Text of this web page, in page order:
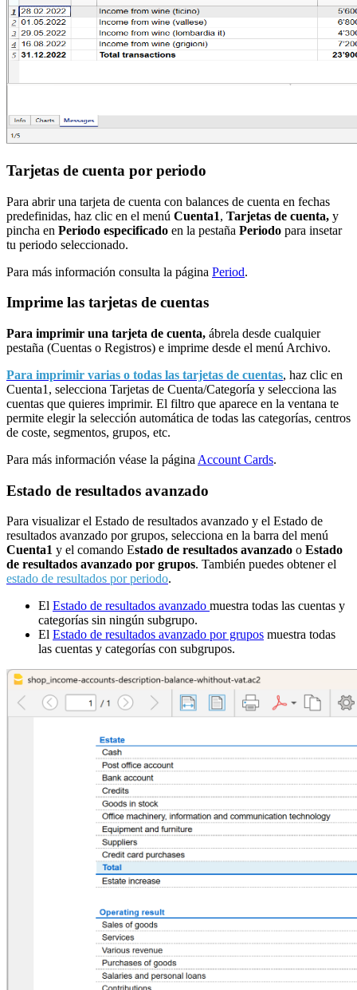
Tarjetas de cuenta por periodo
Para abrir una tarjeta de cuenta con balances de cuenta en fechas
predefinidas, haz clic en el menú Cuenta1, Tarjetas de cuenta, y
pincha en Periodo especificado en la pestaña Periodo para insetar
tu periodo seleccionado.
Para más información consulta la página Period.
Imprime las tarjetas de cuentas
Para imprimir una tarjeta de cuenta, ábrela desde cualquier
pestaña (Cuentas o Registros) e imprime desde el menú Archivo.
Para imprimir varias o todas las tarjetas de cuentas, haz clic en
Cuenta1, selecciona Tarjetas de Cuenta/Categoría y selecciona las
cuentas que quieres imprimir. El filtro que aparece en la ventana te
permite elegir la selección automática de todas las categorías, centros
de coste, segmentos, grupos, etc.
Para más información véase la página Account Cards.
Estado de resultados avanzado
Para visualizar el Estado de resultados avanzado y el Estado de
resultados avanzado por grupos, selecciona en la barra del menú
Cuenta1 y el comando Estado de resultados avanzado o Estado
de resultados avanzado por grupos. También puedes obtenerel
estado de resultados porperiodo.
El Estado de resultados avanzado muestra todas las cuentas y
categorías sin ningún subgrupo.
El Estado de resultados avanzado por grupos muestra todas
las cuentas y categorías con subgrupos.